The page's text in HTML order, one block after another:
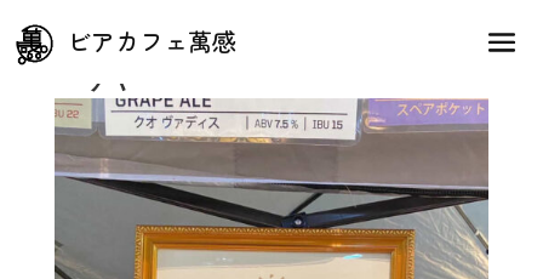
ビアカフェ萬感
奈良醸造タップテイクオ
ーバー